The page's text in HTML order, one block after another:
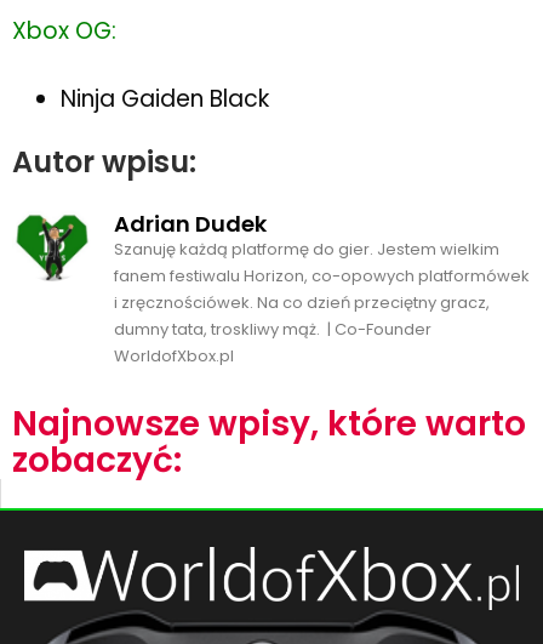
Xbox OG:
Ninja Gaiden Black
Autor wpisu:
Adrian Dudek
Szanuję każdą platformę do gier. Jestem wielkim
fanem festiwalu Horizon, co-opowych platformówek
i zręcznościówek. Na co dzień przeciętny gracz,
dumny tata, troskliwy mąż. | Co-Founder
WorldofXbox.pl
Najnowsze wpisy, które warto
zobaczyć: